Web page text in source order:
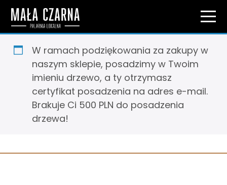
W ramach podziękowania za zakupy w
naszym sklepie, posadzimy w Twoim
imieniu drzewo, a ty otrzymasz
certyfikat posadzenia na adres e-mail.
Brakuje Ci 500 PLN do posadzenia
drzewa!